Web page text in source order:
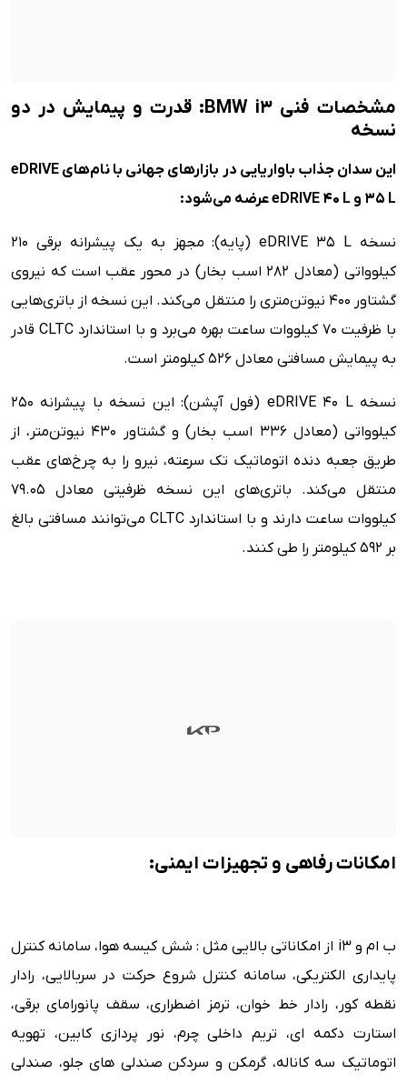
مشخصات فنی BMW i3: قدرت و پیمایش در دو
نسخه
این سدان جذاب باواریایی در بازارهای جهانی با نام‌های eDRIVE
35 L و eDRIVE 40 L عرضه می‌شود:
نسخه eDRIVE 35 L (پایه): مجهز به یک پیشرانه برقی ۲۱۰
کیلوواتی (معادل ۲۸۲ اسب بخار) در محور عقب است که نیروی
گشتاور ۴۰۰ نیوتن‌متری را منتقل می‌کند. این نسخه از باتری‌هایی
با ظرفیت ۷۰ کیلووات ساعت بهره می‌برد و با استاندارد CLTC قادر
به پیمایش مسافتی معادل ۵۲۶ کیلومتر است.
نسخه eDRIVE 40 L (فول آپشن): این نسخه با پیشرانه ۲۵۰
کیلوواتی (معادل ۳۳۶ اسب بخار) و گشتاور ۴۳۰ نیوتن‌متر، از
طریق جعبه دنده اتوماتیک تک سرعته، نیرو را به چرخ‌های عقب
منتقل می‌کند. باتری‌های این نسخه ظرفیتی معادل ۷۹.۰۵
کیلووات ساعت دارند و با استاندارد CLTC می‌توانند مسافتی بالغ
بر ۵۹۲ کیلومتر را طی کنند.
امکانات رفاهی و تجهیزات ایمنی:
ب ام و i3 از امکاناتی بالایی مثل : شش کیسه هوا، سامانه کنترل
پایداری الکتریکی، سامانه کنترل شروع حرکت در سربالایی، رادار
نقطه کور، رادار خط خوان، ترمز اضطراری، سقف پانورامای برقی،
استارت دکمه ای، تریم داخلی چرم، نور پردازی کابین، تهویه
اتوماتیک سه کاناله، گرمکن و سردکن صندلی های جلو، صندلی